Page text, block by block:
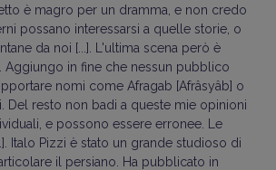
è magro per un dramma, e non credo
possano interessarsi a quelle storie, o
da noi [...]. L'ultima scena però è
Aggiungo in fine che nessun pubblico
nomi come Afragab [Afrâsyâb] o
Del resto non badi a queste mie opinioni
e possono essere erronee. Le
Italo Pizzi è stato un grande studioso di
il persiano. Ha pubblicato in